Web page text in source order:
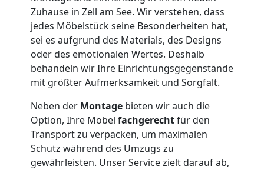
Zuhause in Zell am See. Wir verstehen, dass
jedes Möbelstück seine Besonderheiten hat,
sei es aufgrund des Materials, des Designs
oder des emotionalen Wertes. Deshalb
behandeln wir Ihre Einrichtungsgegenstände
mit größter Aufmerksamkeit und Sorgfalt.
Neben der Montage bieten wir auch die
Option, Ihre Möbel fachgerechtfür den
Transport zu verpacken, um maximalen
Schutz während des Umzugs zu
gewährleisten. Unser Service zielt darauf ab,
Möbelmontage
Wiener
Neustadt
Möbeltransport
Wiener